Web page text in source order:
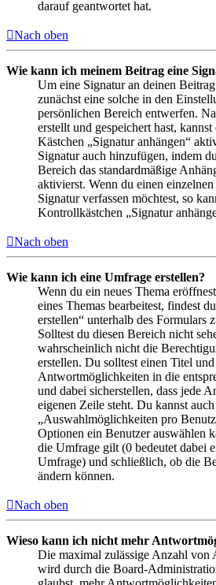
darauf geantwortet hat.
Nach oben
Wie kann ich meinem Beitrag eine
Um eine Signatur an deinen
zunächst eine solche in den
persönlichen Bereich entwerfen.
erstellt und gespeichert hast,
Kästchen „Signatur anhängen“
Signatur auch hinzufügen, indem
Bereich das standardmäßige
aktivierst. Wenn du einen
Signatur verfassen möchtest, so
Kontrollkästchen „Signatur
Nach oben
Wie kann ich eine Umfrage erstellen?
Wenn du ein neues Thema
eines Themas bearbeitest, findest
erstellen“ unterhalb des Formulars
Solltest du diesen Bereich nicht
wahrscheinlich nicht die
erstellen. Du solltest einen Titel
Antwortmöglichkeiten in die
und dabei sicherstellen, dass jede
eigenen Zeile steht. Du kannst
„Auswahlmöglichkeiten pro
Optionen ein Benutzer auswählen
die Umfrage gilt (0 bedeutet dabei
Umfrage) und schließlich, ob die
ändern können.
Nach oben
Wieso kann ich nicht mehr
Die maximal zulässige Anzahl von
wird durch die Board-